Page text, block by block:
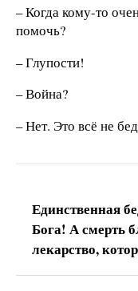
– Когда кому-то
помочь?
– Глупости!
– Война?
– Нет. Это всё не
Единственная
Бога! А смерть
лекарство,